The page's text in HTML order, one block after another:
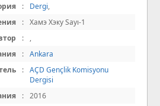
: Dergi,
: Хамэ Хэку Sayı-1
:
,
: Ankara
: AÇD Gençlik Komisyonu
Dergisi
: 2016